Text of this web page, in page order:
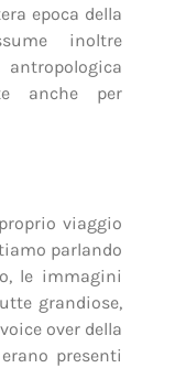
epoca della
inoltre
anche per
viaggio
parlando
le immagini
grandiose,
over della
presenti